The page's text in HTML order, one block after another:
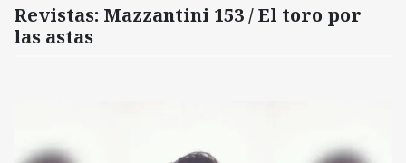
Revistas: Mazzantini 153 / El toro por
las astas